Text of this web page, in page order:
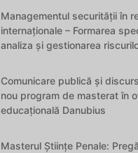
Managementul securității în
internaționale – Formarea
analiza și gestionarea
Comunicare publică și
nou program de masterat în
educațională Danubius
Masterul Științe Penale: